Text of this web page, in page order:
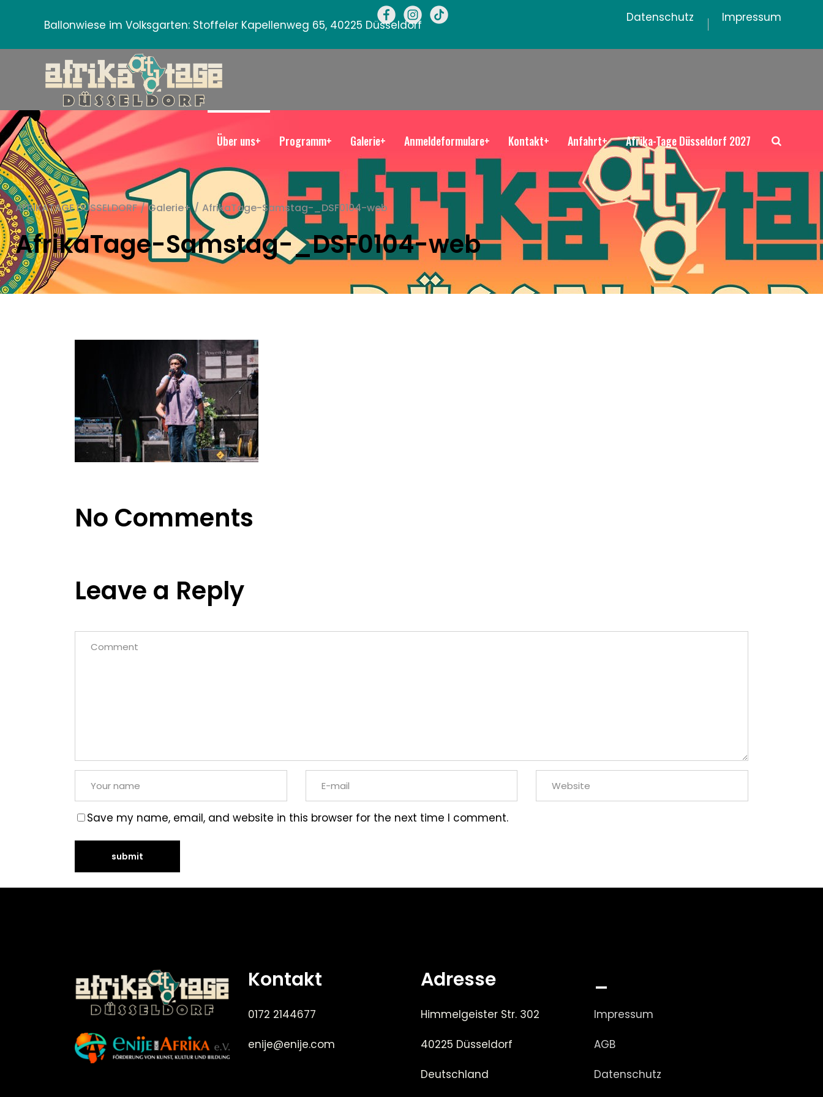
Ballonwiese im Volksgarten: Stoffeler Kapellenweg 65, 40225 Düsseldorf
Datenschutz Impressum
Über uns+ Programm+ Galerie+ Anmeldeformulare+ Kontakt+ Anfahrt+ Afrika-Tage Düsseldorf 2027
AFRIKATAGE DÜSSELDORF / Galerie+ / AfrikaTage-Samstag-_DSF0104-web
AfrikaTage-Samstag-_DSF0104-web
No Comments
Leave a Reply
Save my name, email, and website in this browser for the next time I comment.
Kontakt
0172 2144677
enije@enije.com
Adresse
Himmelgeister Str. 302
40225 Düsseldorf
Deutschland
_
Impressum
AGB
Datenschutz